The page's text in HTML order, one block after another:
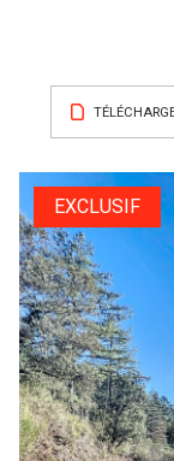
EXCLUSIF